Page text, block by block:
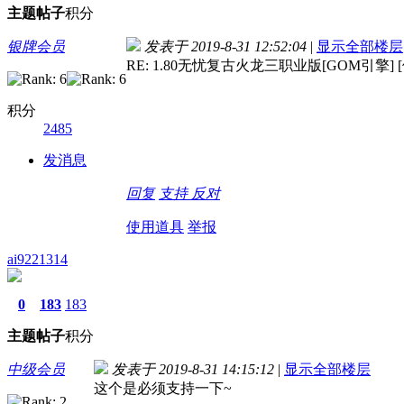
主题帖子积分
银牌会员
积分
2485
发消息
发表于 2019-8-31 12:52:04 | 显示全部楼层
RE: 1.80无忧复古火龙三职业版[GOM引擎]
回复 支持 反对
使用道具 举报
ai9221314
0
主题
183
帖子
183
积分
中级会员 发表于 2019-8-31 14:15:12 | 显示全部楼层
这个是必须支持一下~